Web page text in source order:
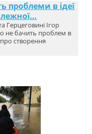
проблеми в ідеї
Герцеговині Ігор
не бачить проблем в
про створення